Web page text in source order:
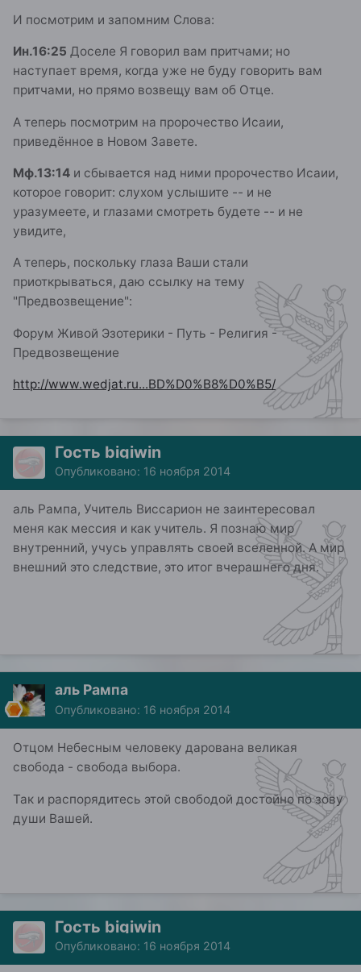
И посмотрим и запомним Слова:
Ин.16:25 Доселе Я говорил вам притчами; но
наступает время, когда уже не буду говорить вам
притчами, но прямо возвещу вам об Отце.
А теперь посмотрим на пророчество Исаии,
приведённое в Новом Завете.
Мф.13:14 и сбывается над ними пророчество Исаии,
которое говорит: слухом услышите -- и не
уразумеете, и глазами смотреть будете -- и не
увидите,
А теперь, поскольку глаза Ваши стали
приоткрываться, даю ссылку на тему
"Предвозвещение":
Форум Живой Эзотерики - Путь - Религия -
Предвозвещение
http://www.wedjat.ru...BD%D0%B8%D0%B5/
Гость bigiwin
Опубликовано: 16 ноября 2014
аль Рампа, Учитель Виссарион не заинтересовал
меня как мессия и как учитель. Я познаю мир
внутренний, учусь управлять своей вселенной. А мир
внешний это следствие, это итог вчерашнего дня.
аль Рампа
Опубликовано: 16 ноября 2014
Отцом Небесным человеку дарована великая
свобода - свобода выбора.
Так и распорядитесь этой свободой достойно по зову
души Вашей.
Гость bigiwin
Опубликовано: 16 ноября 2014